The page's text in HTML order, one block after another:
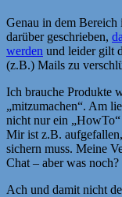
Genau in dem
darüber geschrieben,
werden und leider gilt
(z.B.) Mails zu
Ich brauche Produkte
„mitzumachen“. Am
nicht nur ein
Mir ist z.B.
sichern muss. Meine
Chat – aber was noch?
Ach und damit nicht